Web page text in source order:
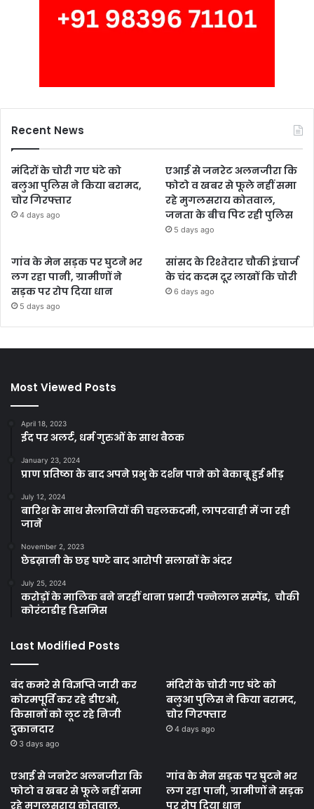
Recent News
मंदिरों के चोरी गए घंटे को
बलुआ पुलिस ने किया बरामद,
चोर गिरफ्तार
4 days ago
एआई से जनरेट अलनजीरा कि
फोटो व खबर से फूले नहीं समा
रहे मुगलसराय कोतवाल,
जनता के बीच पिट रही पुलिस
5 days ago
गांव के मेन सड़क पर घुटने भर
लग रहा पानी, ग्रामीणों ने
सड़क पर रोप दिया धान
5 days ago
सांसद के रिश्तेदार चौकी इंचार्ज
के चंद कदम दूर लाखों कि चोरी
6 days ago
Most Viewed Posts
April 18, 2023
ईद पर अलर्ट, धर्म गुरुओं के साथ बैठक
January 23, 2024
प्राण प्रतिष्ठा के बाद अपने प्रभु के दर्शन पाने को बेकाबू हुई भीड़
July 12, 2024
बारिश के साथ सैलानियों की चहलकदमी, लापरवाही में जा रही
जानें
November 2, 2023
छेडख़ानी के छह घण्टे बाद आरोपी सलाखों के अंदर
July 25, 2024
करोड़ों के मालिक बने नरहीं थाना प्रभारी पन्नेलाल सस्पेंड, चौकी
कोरंटाडीह डिसमिस
Last Modified Posts
बंद कमरे से विज्ञप्ति जारी कर
कोरमपूर्ति कर रहे डीएओ,
किसानों को लूट रहे निजी
दुकानदार
3 days ago
मंदिरों के चोरी गए घंटे को
बलुआ पुलिस ने किया बरामद,
चोर गिरफ्तार
4 days ago
एआई से जनरेट अलनजीरा कि
फोटो व खबर से फूले नहीं समा
रहे मुगलसराय कोतवाल,
गांव के मेन सड़क पर घुटने भर
लग रहा पानी, ग्रामीणों ने सड़क
पर रोप दिया धान